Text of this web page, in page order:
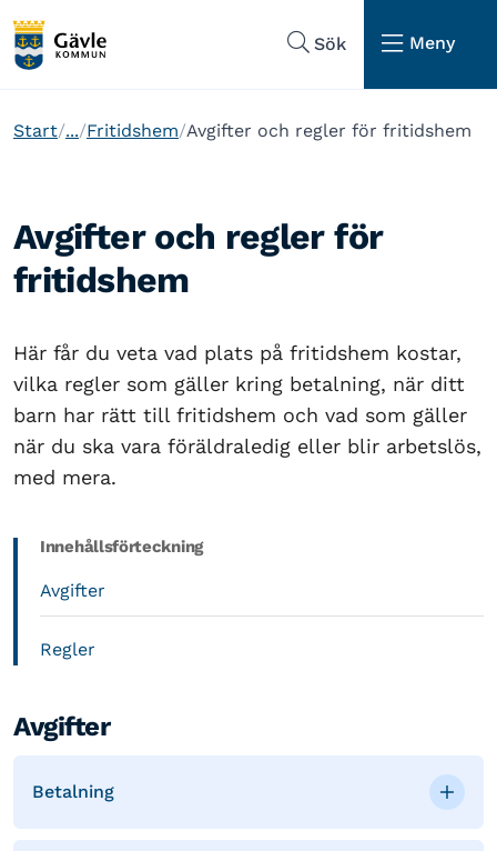
Sök
Meny
Start ... Fritidshem Avgifter och regler för fritidshem
Avgifter och regler för
fritidshem
Här får du veta vad plats på fritidshem kostar,
vilka regler som gäller kring betalning, när ditt
barn har rätt till fritidshem och vad som gäller
när du ska vara föräldraledig eller blir arbetslös,
med mera.
Innehållsförteckning
Avgifter
Regler
Avgifter
Betalning